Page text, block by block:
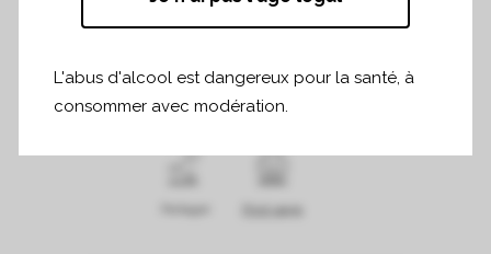
Nous restons à votre disposition pour
Print page
L'abus d'alcool est dangereux pour la santé, à
consommer avec modération.